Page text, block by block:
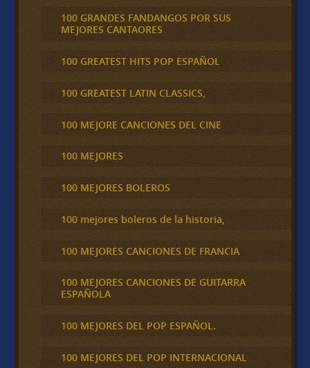
100 GRANDES FANDANGOS POR SUS
MEJORES CANTAORES
100 GREATEST HITS POP ESPAÑOL
100 GREATEST LATIN CLASSICS,
100 MEJORE CANCIONES DEL CINE
100 MEJORES
100 MEJORES BOLEROS
100 mejores boleros de la historia,
100 MEJORES CANCIONES DE FRANCIA
100 MEJORES CANCIONES DE GUITARRA
ESPAÑOLA
100 MEJORES DEL POP ESPAÑOL.
100 MEJORES DEL POP INTERNACIONAL